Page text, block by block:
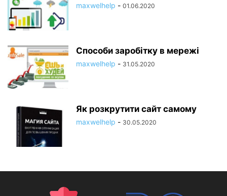
maxwelhelp - 01.06.2020
Способи заробітку в мережі
maxwelhelp - 31.05.2020
Як розкрутити сайт самому
maxwelhelp - 30.05.2020